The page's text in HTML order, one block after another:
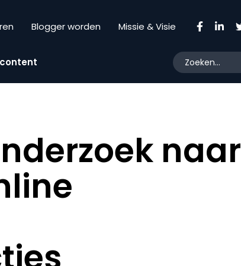
Blogger worden Missie & Visie
naar